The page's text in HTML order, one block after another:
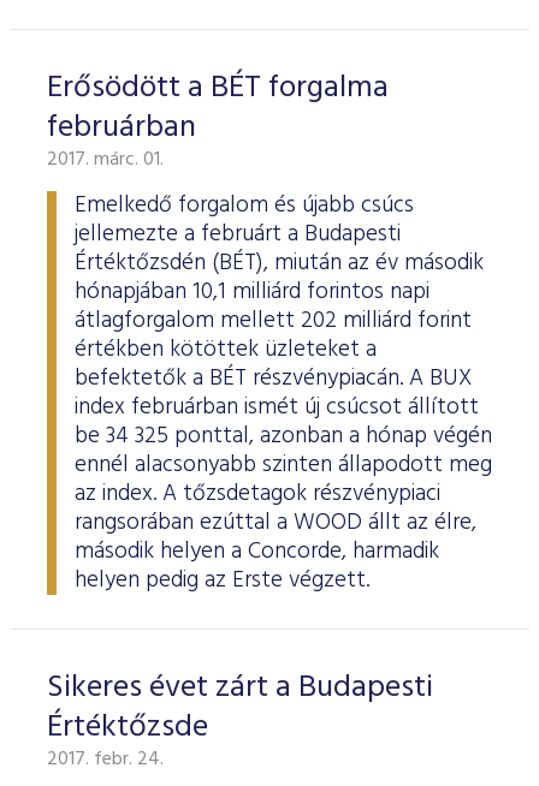
Erősödött a BÉT forgalma
februárban
2017. márc. 01.
Emelkedő forgalom és újabb csúcs
jellemezte a februárt a Budapesti
Értéktőzsdén (BÉT), miután az év második
hónapjában 10,1 milliárd forintos napi
átlagforgalom mellett 202 milliárd forint
értékben kötöttek üzleteket a
befektetők a BÉT részvénypiacán. A BUX
index februárban ismét új csúcsot állított
be 34 325 ponttal, azonban a hónap végén
ennél alacsonyabb szinten állapodott meg
az index. A tőzsdetagok részvénypiaci
rangsorában ezúttal a WOOD állt az élre,
második helyen a Concorde, harmadik
helyen pedig az Erste végzett.
Sikeres évet zárt a Budapesti
Értéktőzsde
2017. febr. 24.